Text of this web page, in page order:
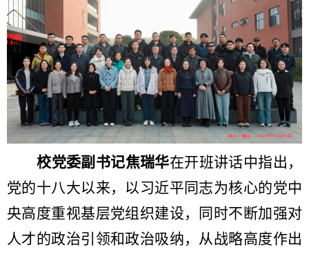
校党委副书记焦瑞华在开班讲话中指出，
党的十八大以来，以习近平同志为核心的党中
央高度重视基层党组织建设，同时不断加强对
人才的政治引领和政治吸纳，从战略高度作出